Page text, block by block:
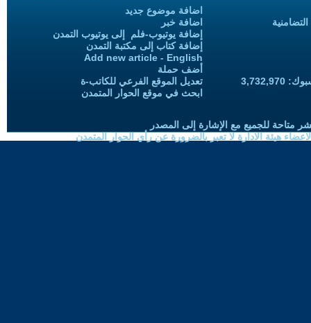
اضافة موضوع جديد
اضافة خبر
إضافة يوتيوب-فلم إلى يوتيوب التمدن
إضافة كتاب إلى مكتبة التمدن
Add new article - English
أضف حملة
تعديل الموقع الفرعي للكاتب-ة
ابحث في موقع الحوار المتمدن
متاحة للجميع مع الإشارة إلى المصدر
هيئة الادارة لا تعبر بالضرورة عن رأي الحوار المتمدن